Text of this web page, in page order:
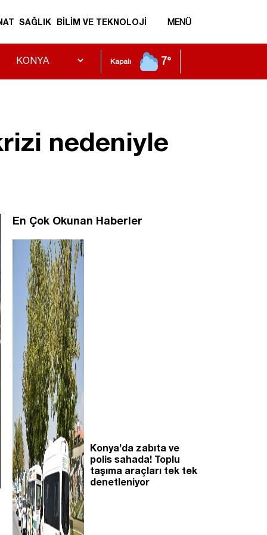
SAĞLIK BİLİM VE TEKNOLOJİ MENÜ
Kapalı 7°
nedeniyle
En Çok Okunan Haberler
Konya’da zabıta ve
polis sahada! Toplu
taşıma araçları tek tek
denetleniyor